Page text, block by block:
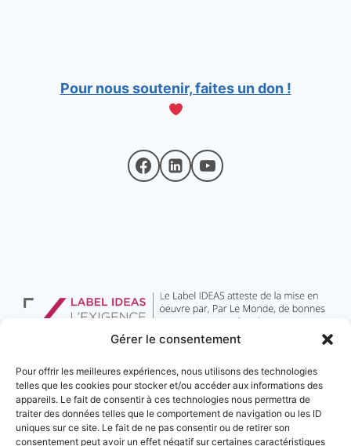
Gérer le consentement
Pour offrir les meilleures expériences, nous utilisons des technologies
telles que les cookies pour stocker et/ou accéder aux informations des
appareils. Le fait de consentir à ces technologies nous permettra de
traiter des données telles que le comportement de navigation ou les ID
uniques sur ce site. Le fait de ne pas consentir ou de retirer son
consentement peut avoir un effet négatif sur certaines caractéristiques
Pour nous soutenir, faites un don !